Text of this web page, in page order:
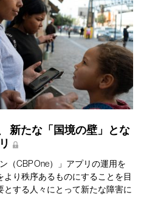
新たな「国境の壁」とな
（CBP One）」アプリの運用を
り秩序あるものにすることを目
する人々にとって新たな障害に